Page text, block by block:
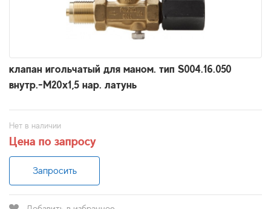
клапан игольчатый для маном. тип S004.16.050
внутр.-M20x1,5 нар. латунь
Нет в наличии
Цена по запросу
Запросить